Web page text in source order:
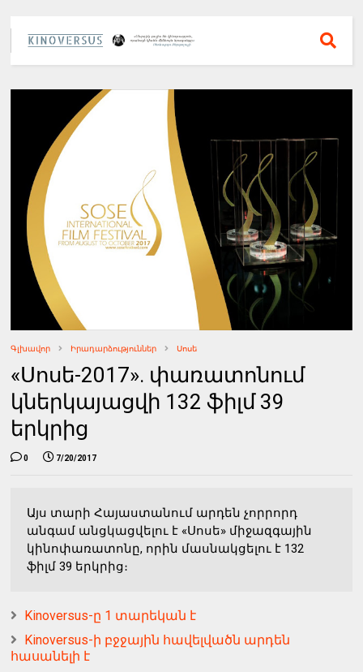
Գլխավոր Իրադարձություններ Սոսե
«Սոսե-2017». փառատոնում
կներկայացվի 132 ֆիլմ 39
երկրից
0 7/20/2017
Այս տարի Հայաստանում արդեն չորրորդ
անգամ անցկացվելու է «Սոսե» միջազգային
կինոփառատոնը, որին մասնակցելու է 132
ֆիլմ 39 երկրից։
Kinoversus-ը 1 տարեկան է
Kinoversus-ի բջջային հավելվածն արդեն
հասանելի է